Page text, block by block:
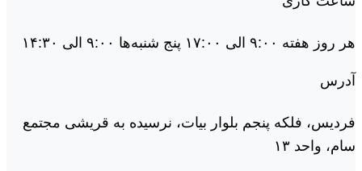
هر روز هفته ۹:۰۰ الی ۱۷:۰۰ پنج شنبه‌ها ۹:۰۰ الی ۱۴:۳۰
آدرس
فردیس، فلکه پنجم بلوار بیات، نرسیده به قریشی مجتمع
سام، واحد ۱۳